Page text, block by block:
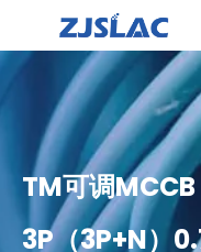
TM可调
3P（3P+N）